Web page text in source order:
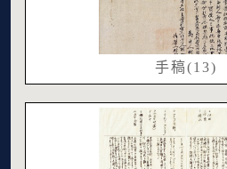
手稿(13)